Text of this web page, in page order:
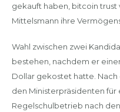
gekauft haben, bitcoin
Mittelsmann ihre
Wahl zwischen zwei
bestehen, nachdem er
Dollar gekostet hatte. Nach
den Ministerpräsidenten für
Regelschulbetrieb nach